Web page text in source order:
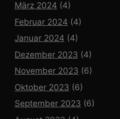
März 2024 (4)
Februar 2024 (4)
Januar 2024 (4)
Dezember 2023 (4)
November 2023 (6)
Oktober 2023 (6)
September 2023 (6)